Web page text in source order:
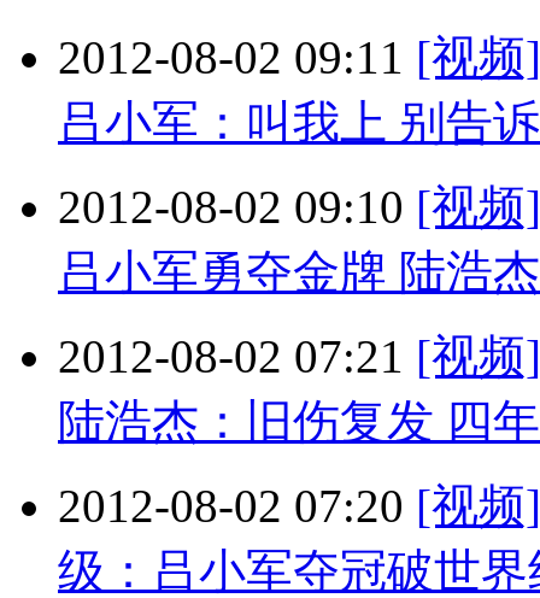
2012-08-02 09:11 [视频
吕小军：叫我上 别告
2012-08-02 09:10 [视频
吕小军勇夺金牌 陆浩
2012-08-02 07:21 [视频
陆浩杰：旧伤复发 四
2012-08-02 07:20 [视频
级：吕小军夺冠破世界